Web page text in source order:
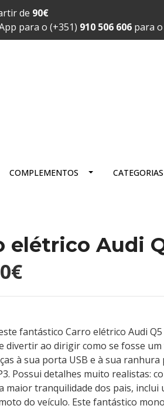
de 90€
para o (+351) 910 506 606 para
COMPLEMENTOS CATEGORIAS
elétrico Audi
fantástico Carro elétrico Audi
divertir ao dirigir como se fosse um
à sua porta USB e à sua
Possui detalhes muito realistas:
maior tranquilidade dos pais,
do veículo. Este fantástico